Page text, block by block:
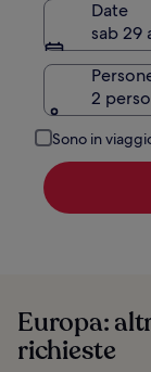
Date
sab 29
2
Sono in
Europa:
richieste